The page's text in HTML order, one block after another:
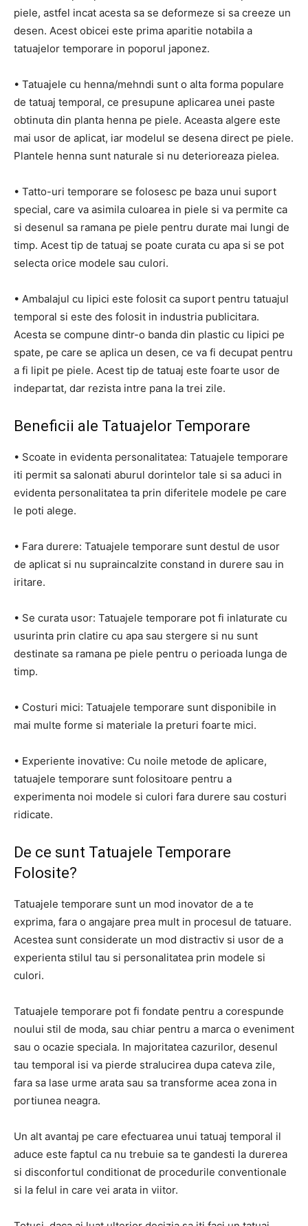
piele, astfel incat acesta sa se deformeze si sa creeze un
desen. Acest obicei este prima aparitie notabila a
tatuajelor temporare in poporul japonez.
• Tatuajele cu henna/mehndi sunt o alta forma populare
de tatuaj temporal, ce presupune aplicarea unei paste
obtinuta din planta henna pe piele. Aceasta algere este
mai usor de aplicat, iar modelul se desena direct pe piele.
Plantele henna sunt naturale si nu deterioreaza pielea.
• Tatto-uri temporare se folosesc pe baza unui suport
special, care va asimila culoarea in piele si va permite ca
si desenul sa ramana pe piele pentru durate mai lungi de
timp. Acest tip de tatuaj se poate curata cu apa si se pot
selecta orice modele sau culori.
• Ambalajul cu lipici este folosit ca suport pentru tatuajul
temporal si este des folosit in industria publicitara.
Acesta se compune dintr-o banda din plastic cu lipici pe
spate, pe care se aplica un desen, ce va fi decupat pentru
a fi lipit pe piele. Acest tip de tatuaj este foarte usor de
indepartat, dar rezista intre pana la trei zile.
Beneficii ale Tatuajelor Temporare
• Scoate in evidenta personalitatea: Tatuajele temporare
iti permit sa salonati aburul dorintelor tale si sa aduci in
evidenta personalitatea ta prin diferitele modele pe care
le poti alege.
• Fara durere: Tatuajele temporare sunt destul de usor
de aplicat si nu supraincalzite constand in durere sau in
iritare.
• Se curata usor: Tatuajele temporare pot fi inlaturate cu
usurinta prin clatire cu apa sau stergere si nu sunt
destinate sa ramana pe piele pentru o perioada lunga de
timp.
• Costuri mici: Tatuajele temporare sunt disponibile in
mai multe forme si materiale la preturi foarte mici.
• Experiente inovative: Cu noile metode de aplicare,
tatuajele temporare sunt folositoare pentru a
experimenta noi modele si culori fara durere sau costuri
ridicate.
De ce sunt Tatuajele Temporare
Folosite?
Tatuajele temporare sunt un mod inovator de a te
exprima, fara o angajare prea mult in procesul de tatuare.
Acestea sunt considerate un mod distractiv si usor de a
experienta stilul tau si personalitatea prin modele si
culori.
Tatuajele temporare pot fi fondate pentru a corespunde
noului stil de moda, sau chiar pentru a marca o eveniment
sau o ocazie speciala. In majoritatea cazurilor, desenul
tau temporal isi va pierde stralucirea dupa cateva zile,
fara sa lase urme arata sau sa transforme acea zona in
portiunea neagra.
Un alt avantaj pe care efectuarea unui tatuaj temporal il
aduce este faptul ca nu trebuie sa te gandesti la durerea
si disconfortul conditionat de procedurile conventionale
si la felul in care vei arata in viitor.